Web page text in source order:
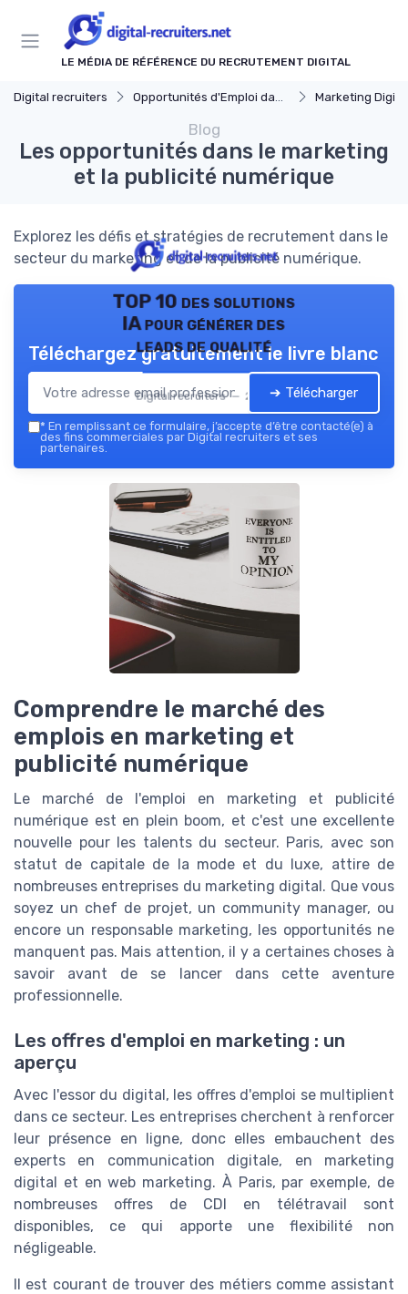
LE MÉDIA DE RÉFÉRENCE DU RECRUTEMENT DIGITAL
Digital recruiters Opportunités d'Emploi dans le Digital Marketing
Blog
Les opportunités dans le marketing
et la publicité numérique
Explorez les défis et stratégies de recrutement dans le
secteur du marketing et de la publicité numérique.
TOP 10 des solutions
IA pour générer des
leads de qualité
Digital recruiters — 2026
Téléchargez gratuitement le livre blanc
➔ Télécharger
* En remplissant ce formulaire, j’accepte d’être contacté(e) à
des fins commerciales par Digital recruiters et ses
partenaires.
Comprendre le marché des
emplois en marketing et
publicité numérique
Le marché de l'emploi en marketing et publicité
numérique est en plein boom, et c'est une excellente
nouvelle pour les talents du secteur. Paris, avec son
statut de capitale de la mode et du luxe, attire de
nombreuses entreprises du marketing digital. Que vous
soyez un chef de projet, un community manager, ou
encore un responsable marketing, les opportunités ne
manquent pas. Mais attention, il y a certaines choses à
savoir avant de se lancer dans cette aventure
professionnelle.
Les offres d'emploi en marketing : un
aperçu
Avec l'essor du digital, les offres d'emploi se multiplient
dans ce secteur. Les entreprises cherchent à renforcer
leur présence en ligne, donc elles embauchent des
experts en communication digitale, en marketing
digital et en web marketing. À Paris, par exemple, de
nombreuses offres de CDI en télétravail sont
disponibles, ce qui apporte une flexibilité non
négligeable.
Il est courant de trouver des métiers comme assistant
Panneau de gestion des cookies